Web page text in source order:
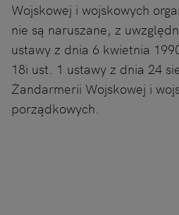
Wojskowej i wojskowych
nie są naruszane, z
ustawy z dnia 6 kwietnia
18i ust. 1 ustawy z dnia 24
Żandarmerii Wojskowej i
porządkowych.